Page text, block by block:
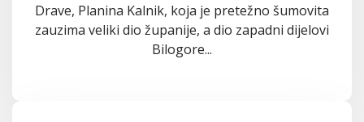
Drave, Planina Kalnik, koja je pretežno šumovita
zauzima veliki dio županije, a dio zapadni dijelovi
Bilogore...